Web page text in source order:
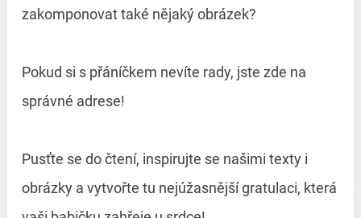
zakomponovat také nějaký obrázek?
Pokud si s přáníčkem nevíte rady, jste zde na
správné adrese!
Pusťte se do čtení, inspirujte se našimi texty i
obrázky a vytvořte tu nejúžasnější gratulaci, která